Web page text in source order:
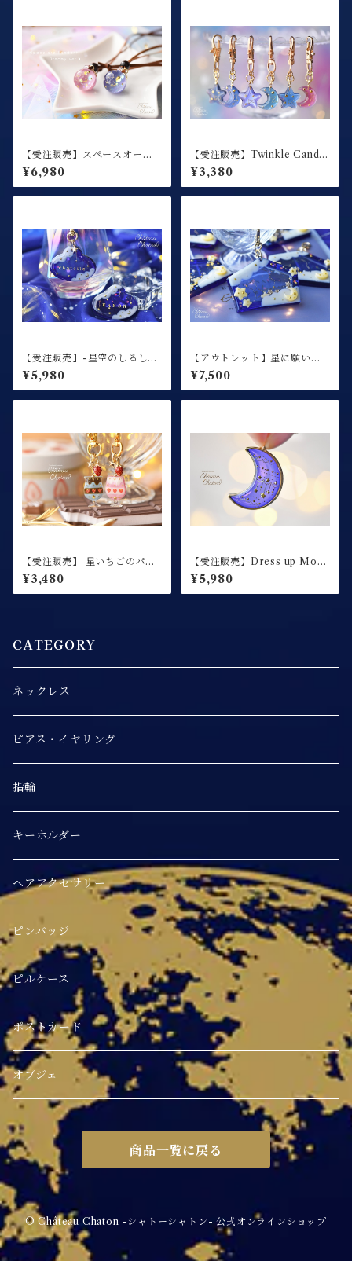
【受注販売】スペースオーブ
ペンダント Dreamy ver.
¥6,980
【受注販売】Twinkle Candy
/ キーホルダー
¥3,380
【受注販売】-星空のしるし-
ネームプレート
¥5,980
【アウトレット】星に願いを
夜空に祈りを / 絵馬シェイカ
ー / キーホルダー
¥7,500
【受注販売】 星いちごのパフ
ェ / キーホルダー
¥3,480
【受注販売】Dress up Moo
n -ドレスアップムーン- / 月
のネックレス【夜空カラー】
¥5,980
CATEGORY
ネックレス
ピアス・イヤリング
指輪
キーホルダー
ヘアアクセサリー
ピンバッジ
ピルケース
ポストカード
オブジェ
商品一覧に戻る
© Château Chaton -シャトーシャトン- 公式オンラインショップ